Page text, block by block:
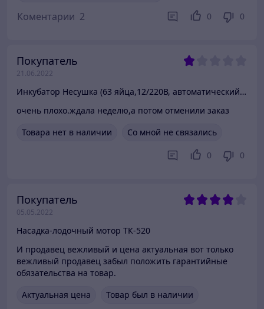
Коментарии 2 0 0
Покупатель
21.06.2022
Инкубатор Несушка (63 яйца,12/220В, автоматический поворот, цифровой терморегулятор)
очень плохо.ждала неделю,а потом отменили заказ
Товара нет в наличии
Со мной не связались
0 0
Покупатель
05.05.2022
Насадка-лодочный мотор ТК-520
И продавец вежливый и цена актуальная вот только
вежливый продавец забыл положить гарантийные
обязательства на товар.
Актуальная цена
Товар был в наличии